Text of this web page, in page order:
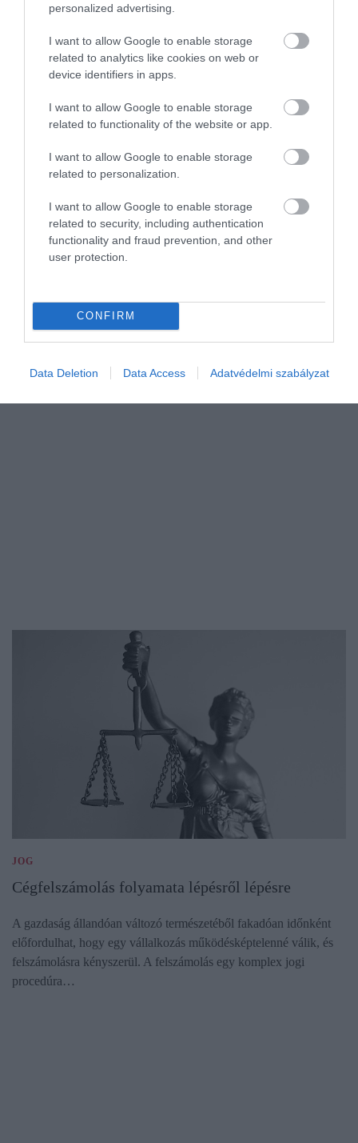
personalized advertising.
I want to allow Google to enable storage
related to analytics like cookies on web or
device identifiers in apps.
I want to allow Google to enable storage
related to functionality of the website or app.
I want to allow Google to enable storage
related to personalization.
I want to allow Google to enable storage
related to security, including authentication
functionality and fraud prevention, and other
user protection.
CONFIRM
Data Deletion Data Access Adatvédelmi szabályzat
INNOVÁCIÓ
A lengyel mezőgazdaság egyik bástyájának számított az Ursus
traktorgyár a rendszerváltás előtt. A Zetorral együttműködve
nyugati…
JOG
Cégfelszámolás folyamata lépésről lépésre
A gazdaság állandóan változó természetéből fakadóan időnként
előfordulhat, hogy egy vállalkozás működésképtelenné válik, és
felszámolásra kényszerül. A felszámolás egy komplex jogi
procedúra…